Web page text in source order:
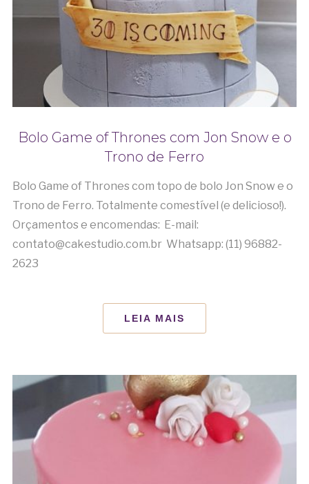
Bolo Game of Thrones com Jon Snow e o
Trono de Ferro
Bolo Game of Thrones com topo de bolo Jon Snow e o
Trono de Ferro. Totalmente comestível (e delicioso!).
Orçamentos e encomendas: E-mail:
contato@cakestudio.com.br Whatsapp: (11) 96882-
2623
LEIA MAIS